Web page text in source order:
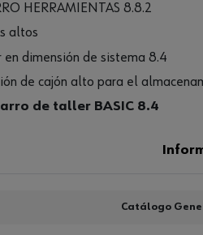
HERRAMIENTAS 8.8.2
altos
dimensión de sistema 8.4
de cajón alto para el
de taller BASIC 8.4
Catálogo